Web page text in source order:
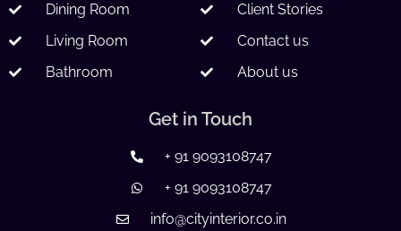
Dining Room
Living Room
Bathroom
Client Stories
Contact us
About us
Get in Touch
+ 91 9093108747
+ 91 9093108747
info@cityinterior.co.in